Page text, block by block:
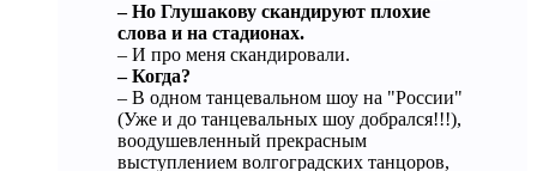
– Но Глушакову скандируют плохие
слова и на стадионах.
– И про меня скандировали.
– Когда?
– В одном танцевальном шоу на "России"
(Уже и до танцевальных шоу добрался!!!),
воодушевленный прекрасным
выступлением волгоградских танцоров,